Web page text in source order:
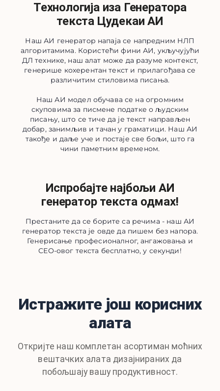
Технологија иза Генератора
текста Цудекаи АИ
Наш АИ генератор напаја се напредним НЛП
алгоритамима. Користећи фини АИ, укључујући
ДЛ технике, наш алат може да разуме контекст,
генерише кохерентан текст и прилагођава се
различитим стиловима писања.
Наш АИ модел обучава се на огромним
скуповима за писмене податке о људским
писању, што се тиче да је текст направљен
добар, занимљив и тачан у граматици. Наш АИ
такође и даље уче и постаје све бољи, што га
чини паметним временом.
Испробајте најбољи АИ
генератор текста одмах!
Престаните да се борите са речима - наш АИ
генератор текста је овде да пишем без напора.
Генерисање професионалног, ангажовања и
СЕО-овог текста бесплатно, у секунди!
Истражите још корисних
алата
Откријте наш комплетан асортиман моћних
вештачких алата дизајнираних да
побољшају вашу продуктивност.